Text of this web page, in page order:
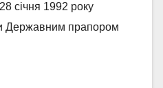
січня 1992 року
Державним прапором